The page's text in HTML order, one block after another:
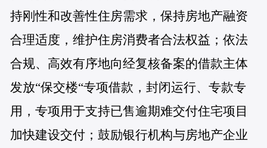
持刚性和改善性住房需求，保持房地产融资
合理适度，维护住房消费者合法权益；依法
合规、高效有序地向经复核备案的借款主体
发放“保交楼“专项借款，封闭运行、专款专
用，专项用于支持已售逾期难交付住宅项目
加快建设交付；鼓励银行机构与房地产企业